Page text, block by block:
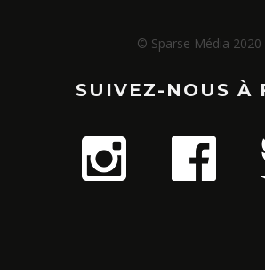
© Sparse Média 2020
SUIVEZ-NOUS À